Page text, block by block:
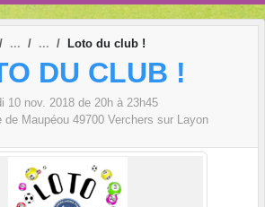
Loto du club !
DU CLUB !
10 nov. 2018 de 20h à 23h45
de Maupéou 49700 Verchers sur Layon